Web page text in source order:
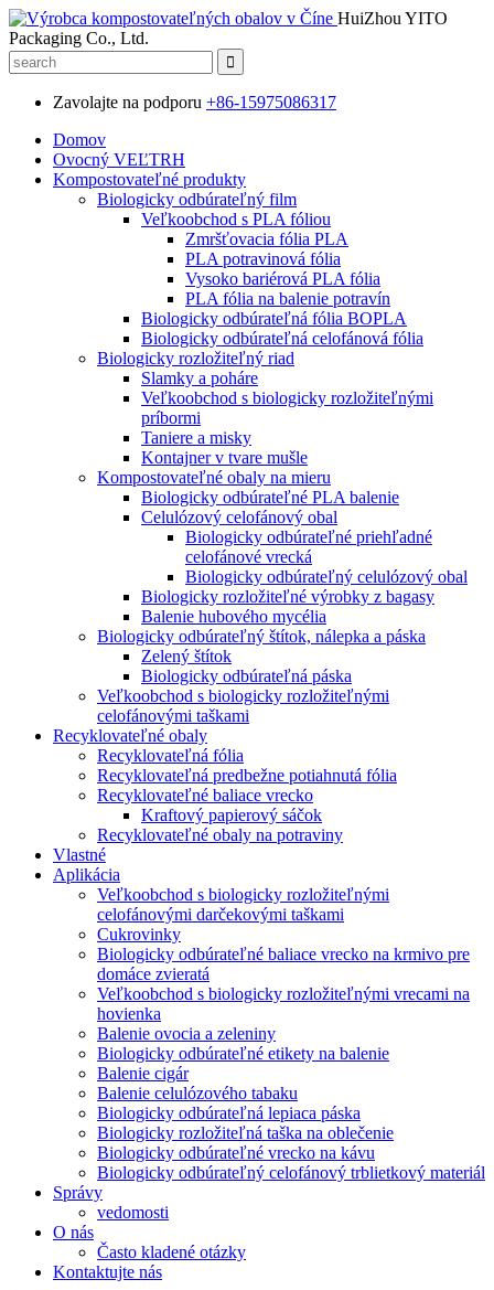
HuiZhou YITO
Packaging Co., Ltd.
Zavolajte na podporu +86-15975086317
Domov
Ovocný VEĽTRH
Kompostovateľné produkty
Biologicky odbúrateľný film
Veľkoobchod s PLA fóliou
Zmršťovacia fólia PLA
PLA potravinová fólia
Vysoko bariérová PLA fólia
PLA fólia na balenie potravín
Biologicky odbúrateľná fólia BOPLA
Biologicky odbúrateľná celofánová fólia
Biologicky rozložiteľný riad
Slamky a poháre
Veľkoobchod s biologicky rozložiteľnými
príbormi
Taniere a misky
Kontajner v tvare mušle
Kompostovateľné obaly na mieru
Biologicky odbúrateľné PLA balenie
Celulózový celofánový obal
Biologicky odbúrateľné priehľadné
celofánové vrecká
Biologicky odbúrateľný celulózový obal
Biologicky rozložiteľné výrobky z bagasy
Balenie hubového mycélia
Biologicky odbúrateľný štítok, nálepka a páska
Zelený štítok
Biologicky odbúrateľná páska
Veľkoobchod s biologicky rozložiteľnými
celofánovými taškami
Recyklovateľné obaly
Recyklovateľná fólia
Recyklovateľná predbežne potiahnutá fólia
Recyklovateľné baliace vrecko
Kraftový papierový sáčok
Recyklovateľné obaly na potraviny
Vlastné
Aplikácia
Veľkoobchod s biologicky rozložiteľnými
celofánovými darčekovými taškami
Cukrovinky
Biologicky odbúrateľné baliace vrecko na krmivo pre
domáce zvieratá
Veľkoobchod s biologicky rozložiteľnými vrecami na
hovienka
Balenie ovocia a zeleniny
Biologicky odbúrateľné etikety na balenie
Balenie cigár
Balenie celulózového tabaku
Biologicky odbúrateľná lepiaca páska
Biologicky rozložiteľná taška na oblečenie
Biologicky odbúrateľné vrecko na kávu
Biologicky odbúrateľný celofánový trblietkový materiál
Správy
vedomosti
O nás
Často kladené otázky
Kontaktujte nás